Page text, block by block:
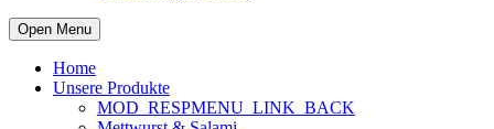
Open Menu
Home
Unsere Produkte
MOD_RESPMENU_LINK_BACK